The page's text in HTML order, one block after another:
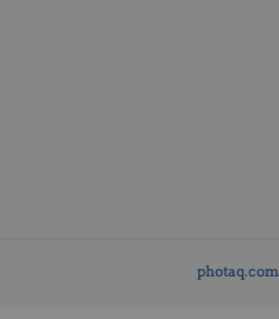
photaq.com